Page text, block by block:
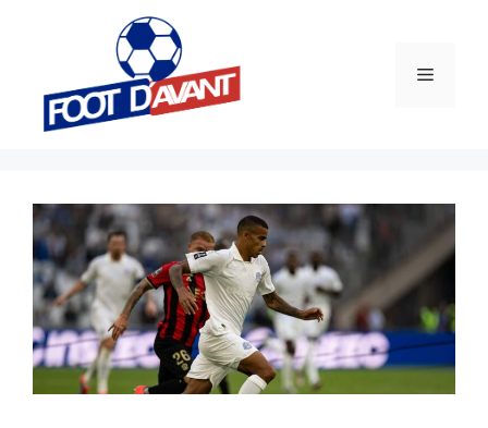
Menu